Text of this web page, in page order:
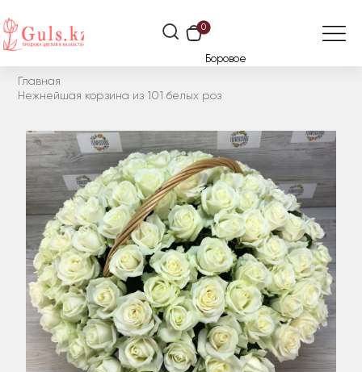
0
Боровое
Главная
Нежнейшая корзина из 101 белых роз